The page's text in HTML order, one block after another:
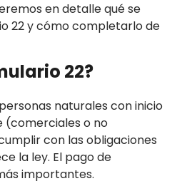
en detalle qué se
22 y cómo completarlo de
22?
naturales con inicio
(comerciales o no
con las obligaciones
la ley. El pago de
importantes.